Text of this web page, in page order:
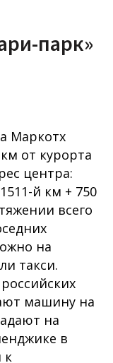
парк»
Маркотх
от курорта
центра:
й км + 750
всего
на
такси.
машину на
на
в
к